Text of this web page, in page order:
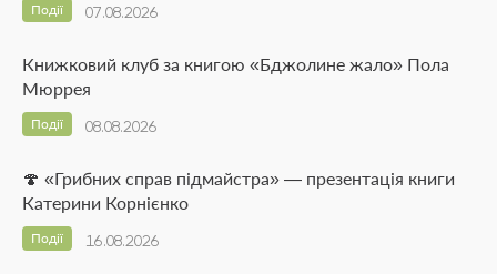
07.08.2026
Події
Книжковий клуб за книгою «Бджолине жало» Пола
Мюррея
08.08.2026
Події
🍄 «Грибних справ підмайстра» — презентація книги
Катерини Корнієнко
16.08.2026
Події